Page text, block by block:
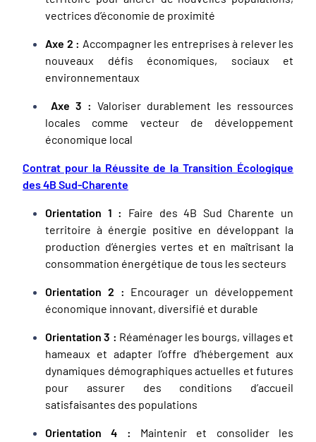
vectrices d’économie de proximité
Axe 2 : Accompagner les entreprises à relever les
nouveaux défis économiques, sociaux et
environnementaux
Axe 3 : Valoriser durablement les ressources
locales comme vecteur de développement
économique local
Contrat pour la Réussite de la Transition Écologique
des 4B Sud-Charente
Orientation 1 : Faire des 4B Sud Charente un
territoire à énergie positive en développant la
production d’énergies vertes et en maîtrisant la
consommation énergétique de tous les secteurs
Orientation 2 : Encourager un développement
économique innovant, diversifié et durable
Orientation 3 : Réaménager les bourgs, villages et
hameaux et adapter l’offre d’hébergement aux
dynamiques démographiques actuelles et futures
pour assurer des conditions d’accueil
satisfaisantes des populations
Orientation 4 : Maintenir et consolider les